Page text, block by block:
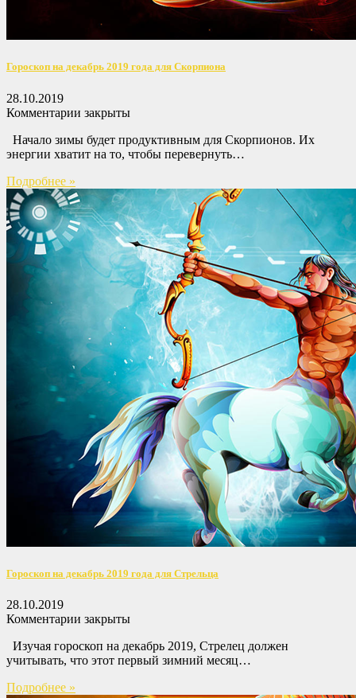
Гороскоп на декабрь 2019 года для Скорпиона
28.10.2019
Комментарии закрыты
Начало зимы будет продуктивным для Скорпионов. Их
энергии хватит на то, чтобы перевернуть…
Подробнее »
Гороскоп на декабрь 2019 года для Стрельца
28.10.2019
Комментарии закрыты
Изучая гороскоп на декабрь 2019, Стрелец должен
учитывать, что этот первый зимний месяц…
Подробнее »